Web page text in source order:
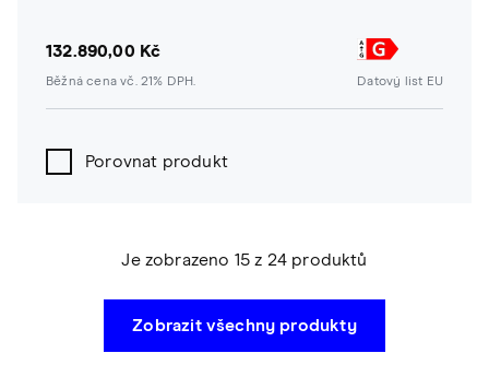
132.890,00 Kč
Běžná cena vč. 21% DPH. Datový list EU
Porovnat produkt
Je zobrazeno 15 z 24 produktů
Zobrazit všechny produkty